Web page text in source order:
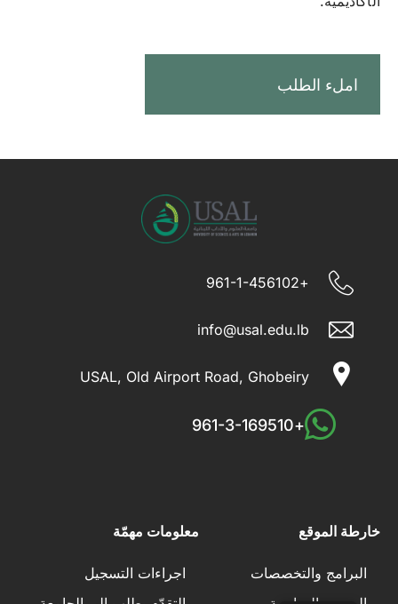
املء الطلب
+961-1-456102
info@usal.edu.lb
USAL, Old Airport Road, Ghobeiry
+961-3-169510
خارطة الموقع
البرامج والتخصصات
معلومات مهمّة
اجراءات التسجيل